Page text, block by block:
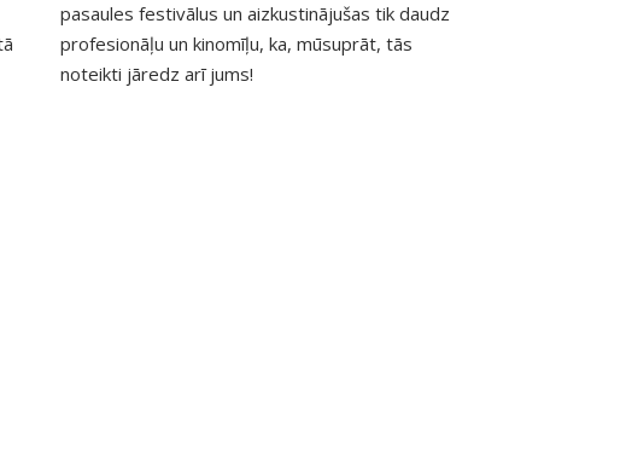
pasaules festivālus un aizkustinājušas tik daudz
profesionāļu un kinomīļu, ka, mūsuprāt, tās
noteikti jāredz arī jums!